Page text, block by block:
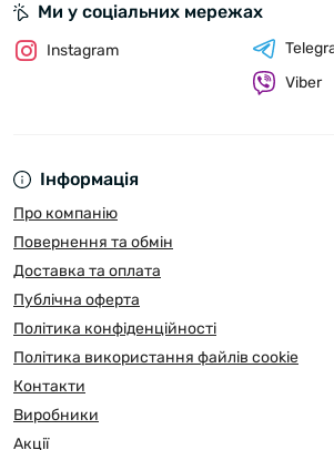
Інформація
Про компанію
Повернення та обмін
Доставка та оплата
Публічна оферта
Політика конфіденційності
Політика використання файлів cookie
Контакти
Виробники
Акції
Ми у соціальних мережах
Instagram
Viber